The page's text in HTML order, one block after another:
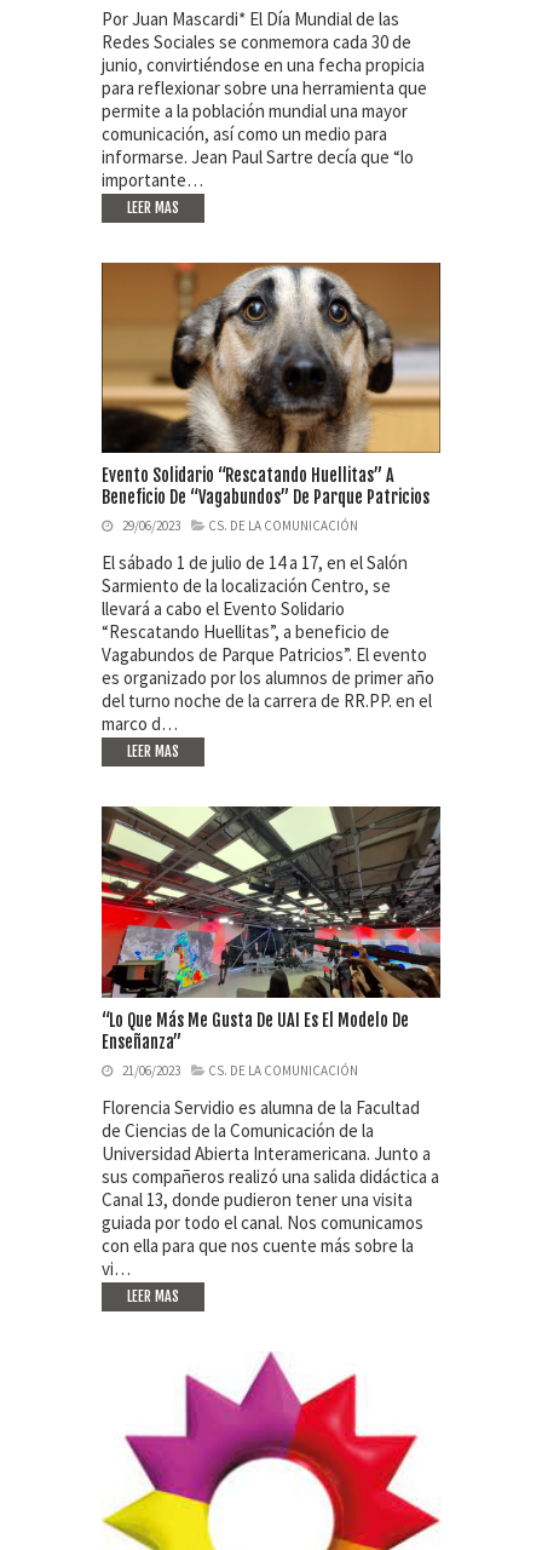
Por Juan Mascardi* El Día Mundial de las
Redes Sociales se conmemora cada 30 de
junio, convirtiéndose en una fecha propicia
para reflexionar sobre una herramienta que
permite a la población mundial una mayor
comunicación, así como un medio para
informarse. Jean Paul Sartre decía que “lo
importante…
LEER MAS
Evento Solidario “rescatando Huellitas” A
Beneficio De “Vagabundos” De Parque Patricios
29/06/2023 CS. DE LA COMUNICACIÓN
El sábado 1 de julio de 14 a 17, en el Salón
Sarmiento de la localización Centro, se
llevará a cabo el Evento Solidario
“Rescatando Huellitas”, a beneficio de
Vagabundos de Parque Patricios”. El evento
es organizado por los alumnos de primer año
del turno noche de la carrera de RR.PP. en el
marco d…
LEER MAS
“Lo Que Más Me Gusta De UAI Es El Modelo De
Enseñanza”
21/06/2023 CS. DE LA COMUNICACIÓN
Florencia Servidio es alumna de la Facultad
de Ciencias de la Comunicación de la
Universidad Abierta Interamericana. Junto a
sus compañeros realizó una salida didáctica a
Canal 13, donde pudieron tener una visita
guiada por todo el canal. Nos comunicamos
con ella para que nos cuente más sobre la
vi…
LEER MAS